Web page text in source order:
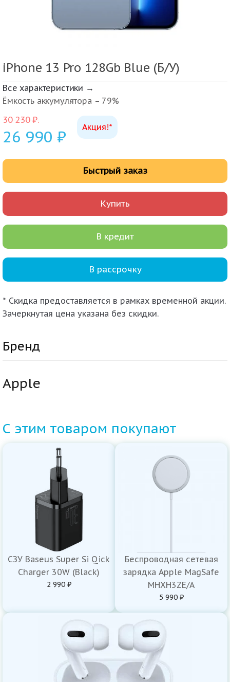
iPhone 13 Pro 128Gb Blue (Б/У)
Все характеристики →
Ёмкость аккумулятора – 79%
Акция!*
30 230₽.
26 990 ₽
Купить
Быстрый заказ
В кредит
В рассрочку
* Скидка предоставляется в рамках временной акции.
Зачеркнутая цена указана без скидки.
Бренд
Apple
С этим товаром покупают
СЗУ Baseus Super Si Qick
Charger 30W (Black)
2 990 ₽
Беспроводная сетевая
зарядка Apple MagSafe
MHXH3ZE/A
5 990 ₽